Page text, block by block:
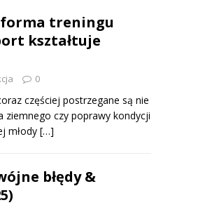
treningu
kształtuje
0
częściej postrzegane są nie
czy poprawy kondycji
młody […]
błędy &